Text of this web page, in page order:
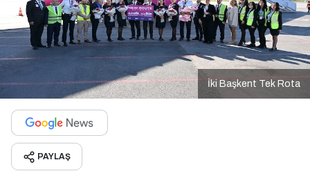
İki Başkent Tek Rota
PAYLAŞ